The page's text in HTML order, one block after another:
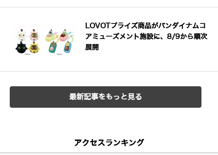
LOVOTプライズ商品がバンダイナムコ
アミューズメント施設に、8/9から順次
展開
最新記事をもっと見る
アクセスランキング